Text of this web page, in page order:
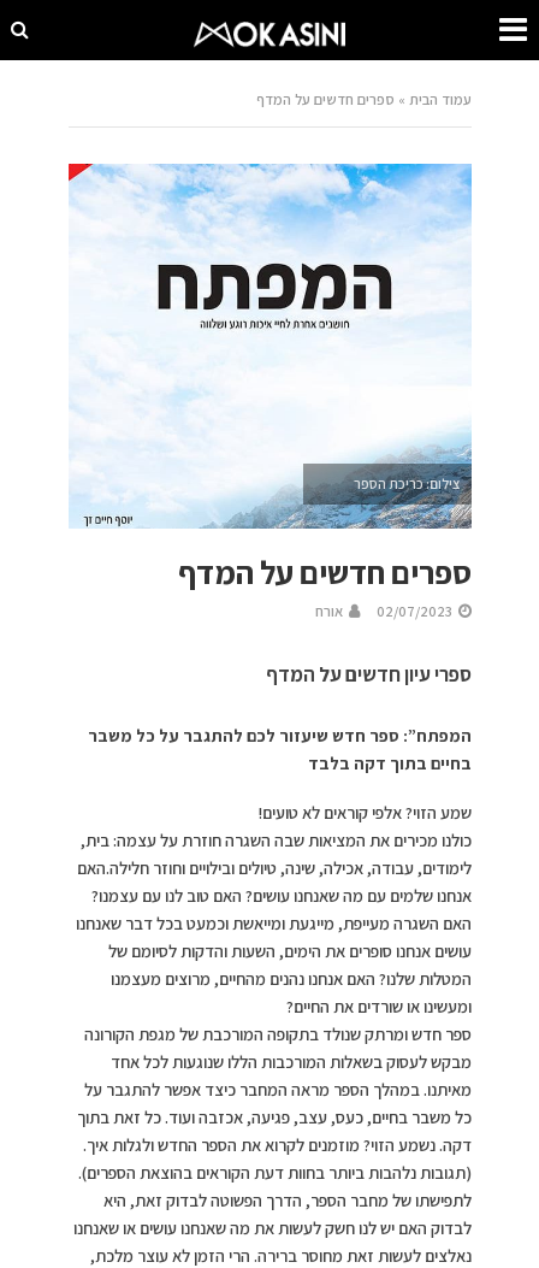
עמוד הבית » ספרים חדשים על המדף
צילום: כריכת הספר
ספרים חדשים על המדף
02/07/2023 אורח
ספרי עיון חדשים על המדף
המפתח”: ספר חדש שיעזור לכם להתגבר על כל משבר
בחיים בתוך דקה בלבד
שמע הזוי? אלפי קוראים לא טועים!
כולנו מכירים את המציאות שבה השגרה חוזרת על עצמה: בית,
לימודים, עבודה, אכילה, שינה, טיולים ובילויים וחוזר חלילה.האם
אנחנו שלמים עם מה שאנחנו עושים? האם טוב לנו עם עצמנו?
האם השגרה מעייפת, מייגעת ומייאשת וכמעט בכל דבר שאנחנו
עושים אנחנו סופרים את הימים, השעות והדקות לסיומם של
המטלות שלנו? האם אנחנו נהנים מהחיים, מרוצים מעצמנו
ומעשינו או שורדים את החיים?
ספר חדש ומרתק שנולד בתקופה המורכבת של מגפת הקורונה
מבקש לעסוק בשאלות המורכבות הללו שנוגעות לכל אחד
מאיתנו. במהלך הספר מראה המחבר כיצד אפשר להתגבר על
כל משבר בחיים, כעס, עצב, פגיעה, אכזבה ועוד. כל זאת בתוך
דקה. נשמע הזוי? מוזמנים לקרוא את הספר החדש ולגלות איך.
(תגובות נלהבות ביותר בחוות דעת הקוראים בהוצאת הספרים).
לתפישתו של מחבר הספר, הדרך הפשוטה לבדוק זאת, היא
לבדוק האם יש לנו חשק לעשות את מה שאנחנו עושים או שאנחנו
נאלצים לעשות זאת מחוסר ברירה. הרי הזמן לא עוצר מלכת,